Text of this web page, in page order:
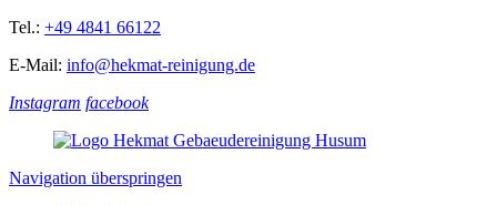
Tel.: +49 4841 66122
E-Mail: info@hekmat-reinigung.de
Instagram facebook
Navigation überspringen